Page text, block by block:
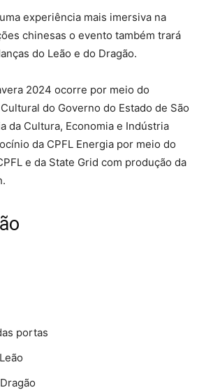
experiência mais imersiva na
chinesas o evento também trará
do Leão e do Dragão.
2024 ocorre por meio do
do Governo do Estado de São
da Cultura, Economia e Indústria
da CPFL Energia por meio do
e da State Grid com produção da
portas